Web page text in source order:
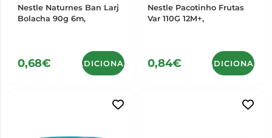
Nestle Naturnes Ban Larj
Bolacha 90g 6m,
0,68€ ADICIONAR
Nestle Pacotinho Frutas
Var 110G 12M+,
0,84€ ADICIONAR